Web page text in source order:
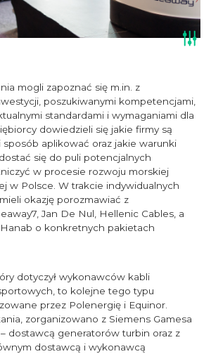
mogli zapoznać się m.in. z
poszukiwanymi kompetencjami,
standardami i wymaganiami dla
dowiedzieli się jakie firmy są
sposób aplikować oraz jakie warunki
się do puli potencjalnych
w procesie rozwoju morskiej
w Polsce. W trakcie indywidualnych
okazję porozmawiać z
Jan De Nul, Hellenic Cables, a
o konkretnych pakietach
dotyczył wykonawców kabli
to kolejne tego typu
przez Polenergię i Equinor.
zorganizowano z Siemens Gamesa
dostawcą generatorów turbin oraz z
dostawcą i wykonawcą